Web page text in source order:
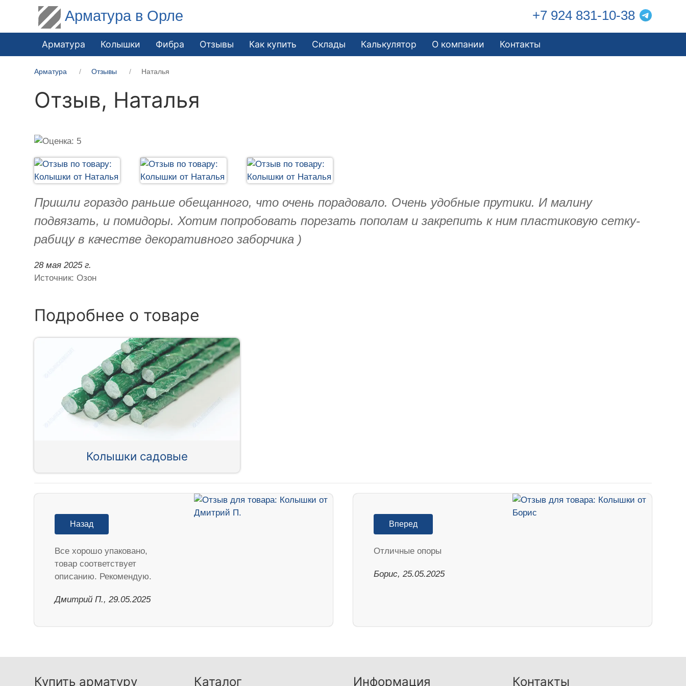
Арматура в Орле +7 924 831-10-38
Арматура Колышки Фибра Отзывы Как купить Склады Калькулятор О компании Контакты
Арматура Отзывы Наталья
Отзыв, Наталья
Пришли гораздо раньше обещанного, что очень порадовало. Очень удобные прутики. И малину
подвязать, и помидоры. Хотим попробовать порезать пополам и закрепить к ним пластиковую сетку-
рабицу в качестве декоративного заборчика )
28 мая 2025 г.
Источник: Озон
Подробнее о товаре
Колышки садовые
Назад
Все хорошо упаковано,
товар соответствует
описанию. Рекомендую.
Дмитрий П., 29.05.2025
Вперед
Отличные опоры
Борис, 25.05.2025
Купить арматуру Каталог Информация Контакты